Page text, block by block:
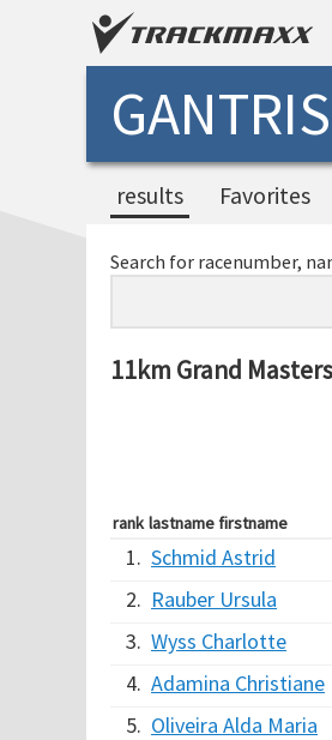
results Favorites
Search for racenumber,
11km Grand
rank lastname firstname
1. Schmid Astrid
2. Rauber Ursula
3. Wyss Charlotte
4. Adamina Christiane
5. Oliveira Alda Maria